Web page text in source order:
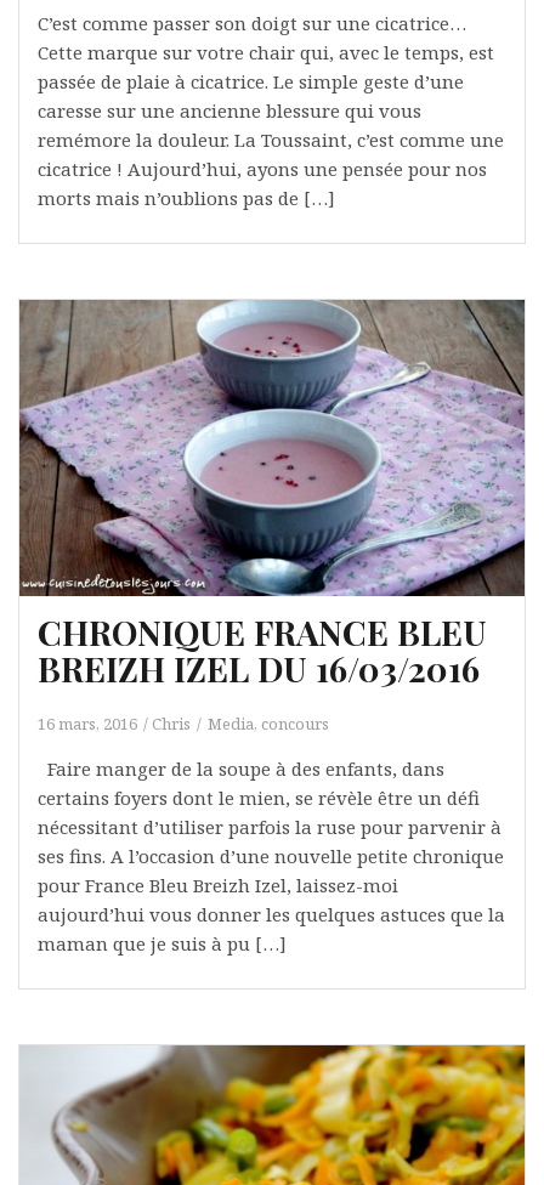
C’est comme passer son doigt sur une cicatrice…
Cette marque sur votre chair qui, avec le temps, est
passée de plaie à cicatrice. Le simple geste d’une
caresse sur une ancienne blessure qui vous
remémore la douleur. La Toussaint, c’est comme une
cicatrice ! Aujourd’hui, ayons une pensée pour nos
morts mais n’oublions pas de […]
CHRONIQUE FRANCE BLEU
BREIZH IZEL DU 16/03/2016
16 mars, 2016 Chris Media, concours
Faire manger de la soupe à des enfants, dans
certains foyers dont le mien, se révèle être un défi
nécessitant d’utiliser parfois la ruse pour parvenir à
ses fins. A l’occasion d’une nouvelle petite chronique
pour France Bleu Breizh Izel, laissez-moi
aujourd’hui vous donner les quelques astuces que la
maman que je suis à pu […]